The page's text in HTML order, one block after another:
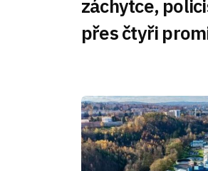
záchytce,
přes čtyři